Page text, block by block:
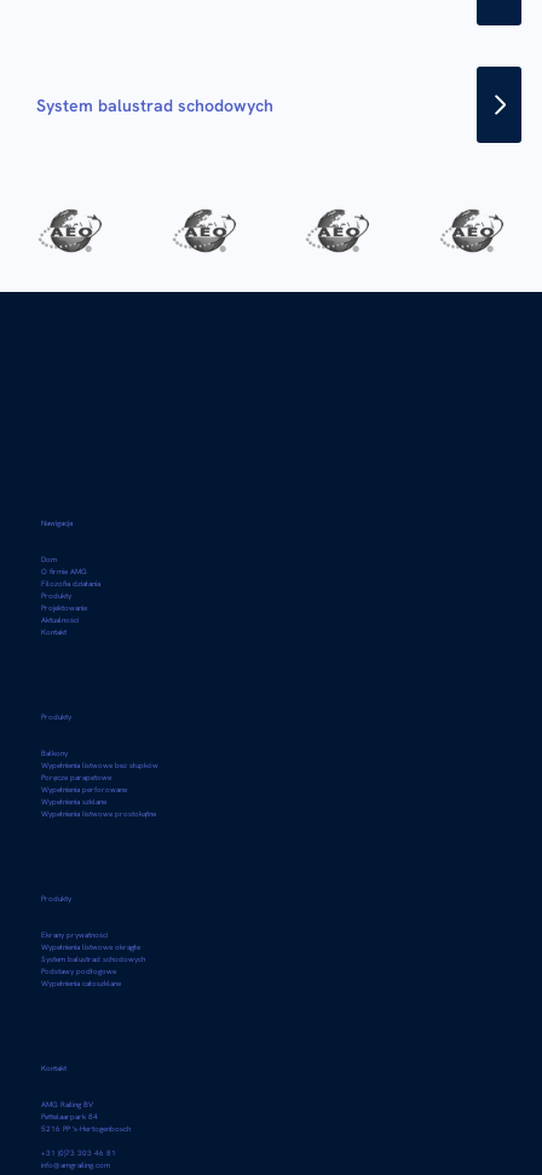
System balustrad schodowych
Nawigacja
Dom
O firmie AMG
Filozofia działania
Produkty
Projektowanie
Aktualności
Kontakt
Produkty
Balkony
Wypełnienia listwowe bez słupków
Poręcze parapetowe
Wypełnienia perforowane
Wypełnienia szklane
Wypełnienia listwowe prostokątne
Produkty
Ekrany prywatności
Wypełnienia listwowe okrągłe
System balustrad schodowych
Podstawy podłogowe
Wypełnienia całoszklane
Kontakt
AMG Railing BV
Pettelaarpark 84
5216 PP 's-Hertogenbosch
+31 (0)73 303 46 81
info@amgrailing.com